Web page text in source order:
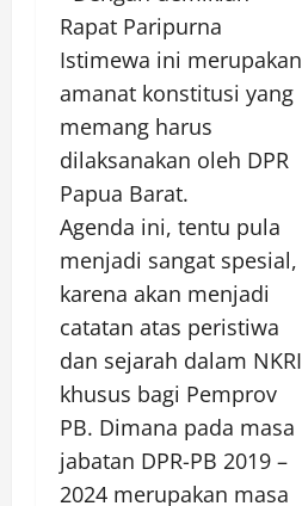
Rapat Paripurna
Istimewa ini merupakan
amanat konstitusi yang
memang harus
dilaksanakan oleh DPR
Papua Barat.
Agenda ini, tentu pula
menjadi sangat spesial,
karena akan menjadi
catatan atas peristiwa
dan sejarah dalam NKRI
khusus bagi Pemprov
PB. Dimana pada masa
jabatan DPR-PB 2019 –
2024 merupakan masa